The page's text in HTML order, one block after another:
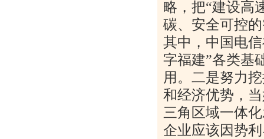
略，把“建设高
碳、安全可控
其中，中国电
字福建”各类基
用。二是努力
和经济优势，
三角区域一体
企业应该因势